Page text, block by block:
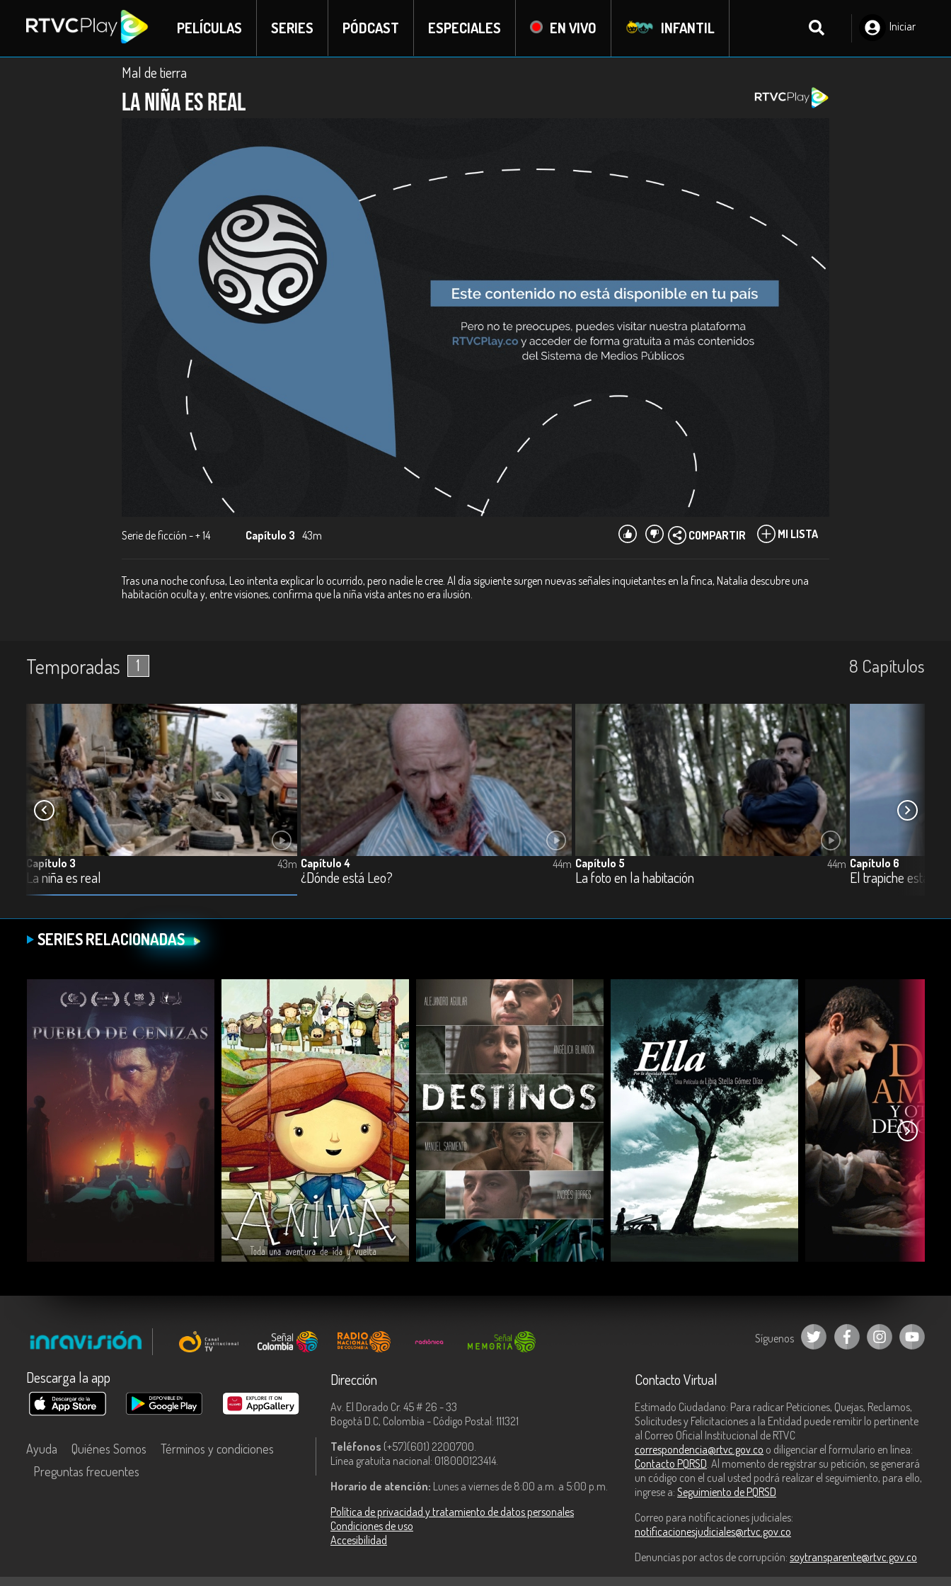
PELÍCULAS SERIES PÓDCAST ESPECIALES EN VIVO INFANTIL
Iniciar
Mal de tierra
La niña es real
Serie de ficción - + 14 Capítulo 3 43m MI LISTA
COMPARTIR
Tras una noche confusa, Leo intenta explicar lo ocurrido, pero nadie le cree. Al día siguiente surgen nuevas señales inquietantes en la finca, Natalia descubre una
habitación oculta y, entre visiones, confirma que la niña vista antes no era ilusión.
Temporadas 1 8 Capí­tulos
Capítulo 3
La niña es real
43m Capítulo 4
¿Dónde está Leo?
44m Capítulo 5
La foto en la habitación
44m Capítulo 6
El trapiche está en
SERIES RELACIONADAS
COMPARTIR COMPARTIR
Síguenos
Descarga la app
Ayuda Quiénes Somos
Términos y condiciones
Preguntas frecuentes
Dirección
Av. El Dorado Cr. 45 # 26 - 33
Bogotá D.C, Colombia - Código Postal: 111321
Teléfonos (+57)(601) 2200700.
Línea gratuita nacional: 018000123414.
Horario de atención: Lunes a viernes de 8:00 a.m. a 5:00 p.m.
Política de privacidad y tratamiento de datos personales
Condiciones de uso
Accesibilidad
Contacto Virtual
Estimado Ciudadano: Para radicar Peticiones, Quejas, Reclamos,
Solicitudes y Felicitaciones a la Entidad puede remitir lo pertinente
al Correo Oficial Institucional de RTVC
correspondencia@rtvc.gov.co o diligenciar el formulario en línea:
Contacto PQRSD . Al momento de registrar su petición, se generará
un código con el cual usted podrá realizar el seguimiento, para ello,
ingrese a: Seguimiento de PQRSD
Correo para notificaciones judiciales:
notificacionesjudiciales@rtvc.gov.co
Denuncias por actos de corrupción: soytransparente@rtvc.gov.co